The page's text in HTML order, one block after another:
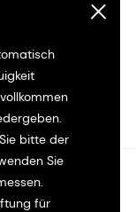
bitte der
Sie
für